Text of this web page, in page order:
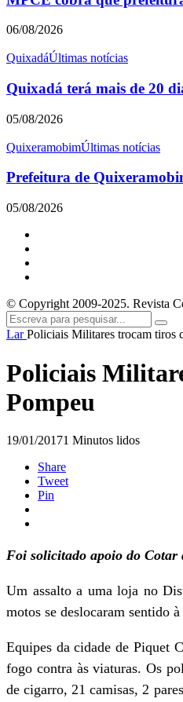
06/08/2026
QuixadáÚltimas notícias
Quixadá terá mais de 20
05/08/2026
QuixeramobimÚltimas notícias
Prefeitura de
05/08/2026
© Copyright 2009-2025. Revista
LarPoliciais Militares trocam tiros
Policiais
Pompeu
19/01/20171 Minutos lidos
Share
Tweet
Pin
Foi solicitado apoio do Cotar
Um assalto a uma loja no
motos se deslocaram sentido
Equipes da cidade de Piquet
fogo contra às viaturas. Os
de cigarro, 21 camisas, 2